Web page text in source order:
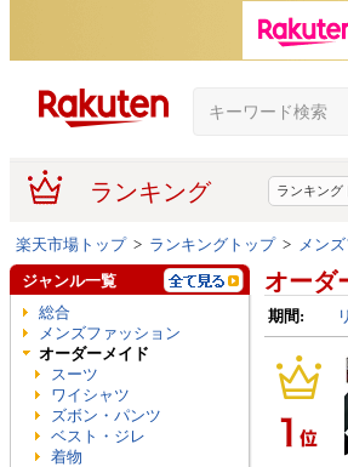
ランキング ランキング
楽天市場トップ> ランキングトップ> メン
オーダ
期間:
ジャンル一覧
総合
メンズファッション
オーダーメイド
スーツ
ワイシャツ
ズボン・パンツ
ベスト・ジレ
着物